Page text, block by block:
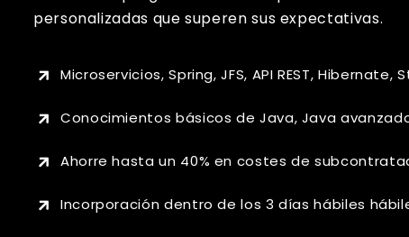
personalizadas que superen sus expectativas.
Microservicios, Spring, JFS, API REST, Hibernate,
Conocimientos básicos de Java, Java avanzado
Ahorre hasta un 40% en costes de
Incorporación dentro de los 3 días hábiles